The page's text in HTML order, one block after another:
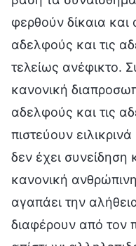
φερθούν δίκαια
αδελφούς και τις
τελείως ανέφικτο.
κανονική
αδελφούς και τις
πιστεύουν
δεν έχει συνείδηση
κανονική
αγαπάει την
διαφέρουν από τον